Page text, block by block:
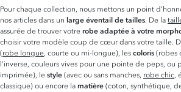
Pour chaque collection, nous mettons un point
nos articles dans un large éventail de tailles. De la
assurée de trouver votre robe adaptée à votre
choisir votre modèle coup de cœur dans votre taille.
(robe longue, courte ou mi-longue), les coloris (robes
l’inverse, couleurs vives pour une pointe de peps, ou
imprimée), le style (avec ou sans manches, robe chic,
classique) ou encore la matière (coton, synthétique,